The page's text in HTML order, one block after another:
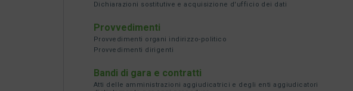
Dichiarazioni sostitutive e acquisizione d'ufficio dei dati
Provvedimenti
Provvedimenti organi indirizzo-politico
Provvedimenti dirigenti
Bandi di gara e contratti
Atti delle amministrazioni aggiudicatrici e degli enti aggiudicatori